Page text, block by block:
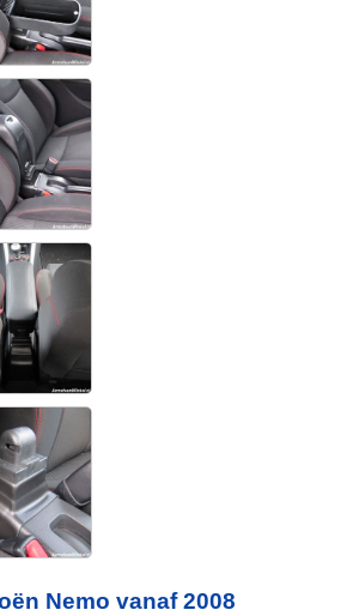
Nemo vanaf 2008